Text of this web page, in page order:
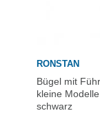
RONSTAN
Bügel mit
kleine
schwarz